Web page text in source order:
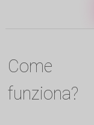
Come
funziona?